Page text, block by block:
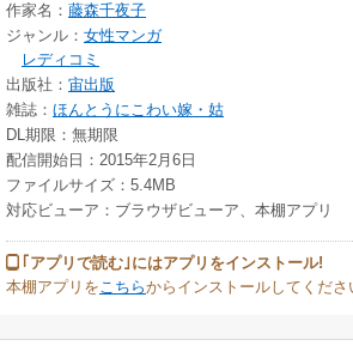
作家名： 藤森千夜子
ジャンル： 女性マンガ
レディコミ
出版社： 宙出版
雑誌： ほんとうにこわい嫁・姑
DL期限：無期限
配信開始日：2015年2月6日
ファイルサイズ：5.4MB
対応ビューア：ブラウザビューア、本棚アプリ
｢アプリで読む｣にはアプリをインストール!
本棚アプリをこちらからインストールしてくださ